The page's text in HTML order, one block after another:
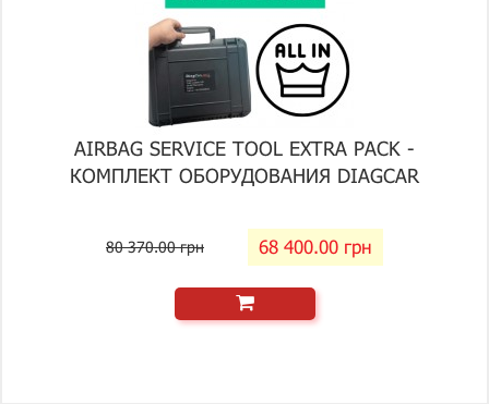
AIRBAG SERVICE TOOL EXTRA PACK -
КОМПЛЕКТ ОБОРУДОВАНИЯ DIAGCAR
80 370.00 грн 68 400.00 грн